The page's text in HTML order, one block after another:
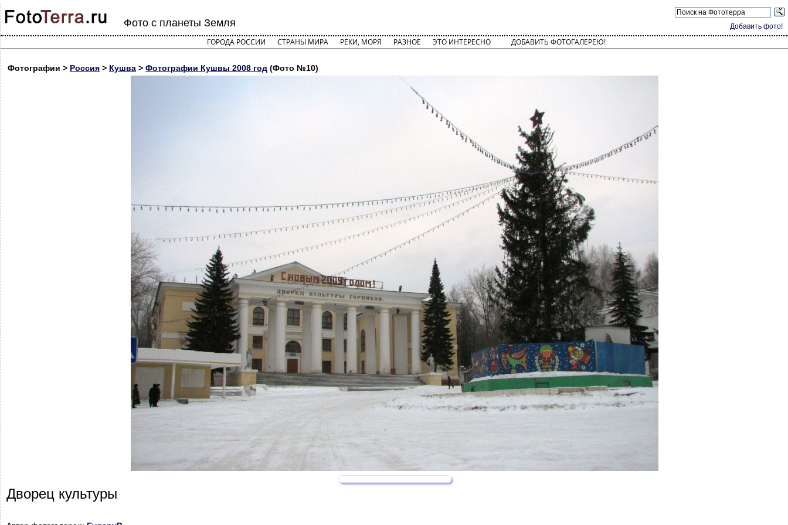
Добавить фото!
Фото с планеты Земля
ГОРОДА РОССИИ СТРАНЫ МИРА РЕКИ, МОРЯ РАЗНОЕ ЭТО ИНТЕРЕСНО ДОБАВИТЬ ФОТОГАЛЕРЕЮ!
Фотографии > Россия > Кушва > Фотографии Кушвы 2008 год (Фото №10)
Дворец культуры